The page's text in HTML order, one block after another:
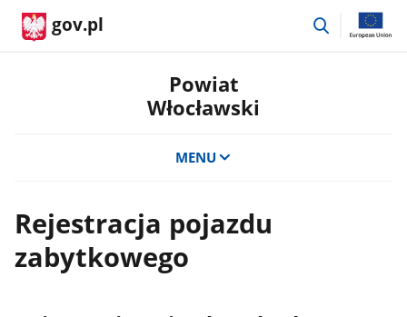
gov.pl
przejdź
Powiat
Włocławski
MENU
Rejestracja pojazdu
zabytkowego